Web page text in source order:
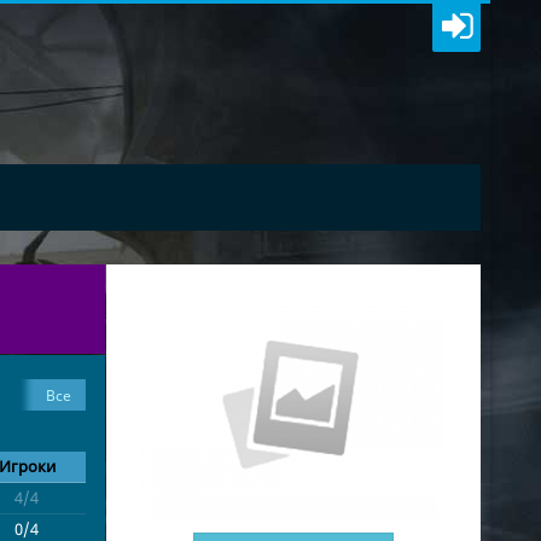
Все
Игроки
4/4
c8m4_interior
0/4 c8m4_interior